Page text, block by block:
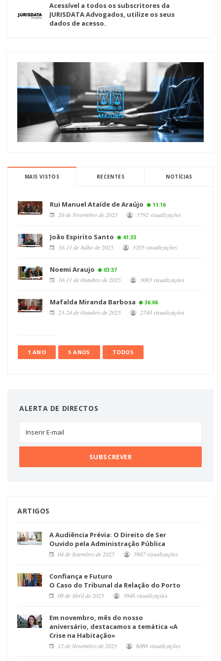
Acessível a todos os subscritores da
JURISDATA Advogados, utilize os seus
dados de acesso.
MAIS VISTOS RECENTES NOTÍCIAS
Rui Manuel Ataíde de Araújo 11:16
20 de Novembro de 2025 5792 visualizações
João Espirito Santo 41:33
10-11 de Julho de 2025 3205 visualizações
Noemi Araujo 03:37
10-11 de Outubro de 2025 3083 visualizações
Mafalda Miranda Barbosa 36:06
23-24 de Outubro de 2025 2740 visualizações
1 ANO 5 ANOS TODOS
ALERTA DE DIRECTOS
ARTIGOS
A Audiência Prévia: O Direito de Ser
Ouvido pela Administração Pública
04 de Setembro de 2025 5687 visualizações
Confiança e Futuro
O Caso do Tribunal da Relação do Porto
08 de Abril de 2025 3946 visualizações
Em novembro, mês do nosso
aniversário, destacamos a temática «A
Crise na Habitação»
12 de Novembro de 2023 6066 visualizações